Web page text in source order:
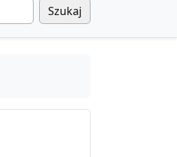
Szukaj